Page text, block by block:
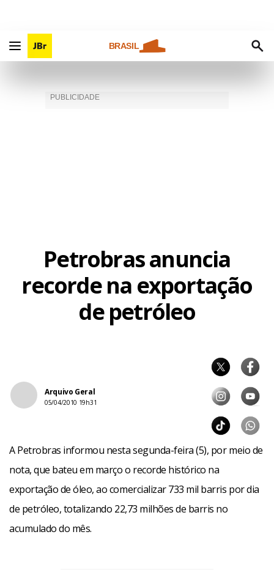
BRASIL
Petrobras anuncia
recorde na exportação
de petróleo
Arquivo Geral
05/04/2010 19h31
A Petrobras informou nesta segunda-feira (5), por meio de
nota, que bateu em março o recorde histórico na
exportação de óleo, ao comercializar 733 mil barris por dia
de petróleo, totalizando 22,73 milhões de barris no
acumulado do mês.